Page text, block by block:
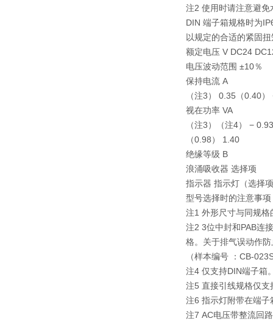
注2 使用时请注意避免
DIN 端子箱规格时为
以规定的合适的紧固
额定电压 V DC24
电压波动范围 ±10％
保持电流 A
（注3） 0.35（0.40）
视在功率 VA
（注3）（注4） − 0.93
（0.98） 1.40
绝缘等级 B
浪涌吸收器 选择项
指示器 指示灯（选择
型号选择时的注意事项
注1 外形尺寸与同规
注2 3位中封和PAB连
格。关于排气误动作
（样本编号 ：CB-
注4 仅支持DIN端子箱
注5 直接引线规格仅支
注6 指示灯附带在端子
注7 AC电压带整流回